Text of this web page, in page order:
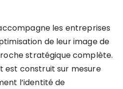
les entreprises
de leur image de
stratégique complète.
est construit sur mesure
l’identité de